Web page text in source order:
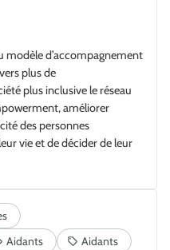
modèle d’accompagnement
plus de
plus inclusive le réseau
améliorer
des personnes
vie et de décider de leur